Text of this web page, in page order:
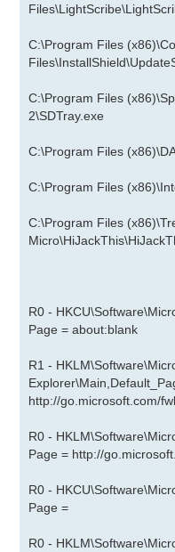
C:\Program Files
C:\Program Files
2\SDTray.exe
C:\Program Files
C:\Program Files
C:\Program Files
R0 -
Page = about:blank
R1 -
http://go.microsoft.com/
R0 -
Page = http://
R0 -
Page =
R0 -